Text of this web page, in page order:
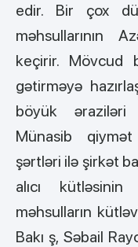
edir. Bir çox
məhsullarının
keçirir. Mövcud
gətirməyə
böyük əraziləri
Münasib
şərtləri ilə şirkət
alıcı
məhsulların
Bakı ş, Səbail